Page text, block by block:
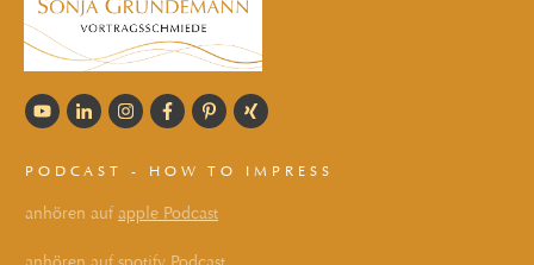
PODCAST - HOW TO IMPRESS
anhören auf apple Podcast